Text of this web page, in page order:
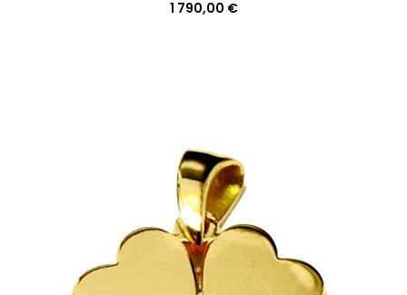
1 790,00 €